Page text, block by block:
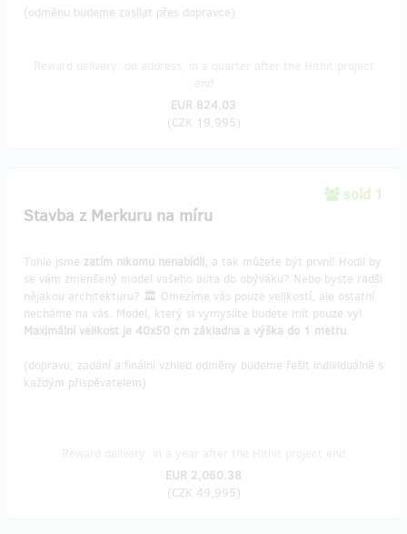
(odměnu budeme zasílat přes dopravce)
EUR 824.03
(CZK 19,995)
sold 1
Stavba z Merkuru na míru
Tohle jsme zatím nikomu nenabídli, a tak můžete být první! Hodil by
se vám zmenšený model vašeho auta do obýváku? Nebo byste radši
nějakou architekturu? 🏛️ Omezíme vás pouze velikostí, ale ostatní
necháme na vás. Model, který si vymyslíte budete mít pouze vy!
Maximální velikost je 40x50 cm základna a výška do 1 metru.
(dopravu, zadání a finální vzhled odměny budeme řešit individuálně s
každým přispěvatelem)
EUR 2,060.38
(CZK 49,995)